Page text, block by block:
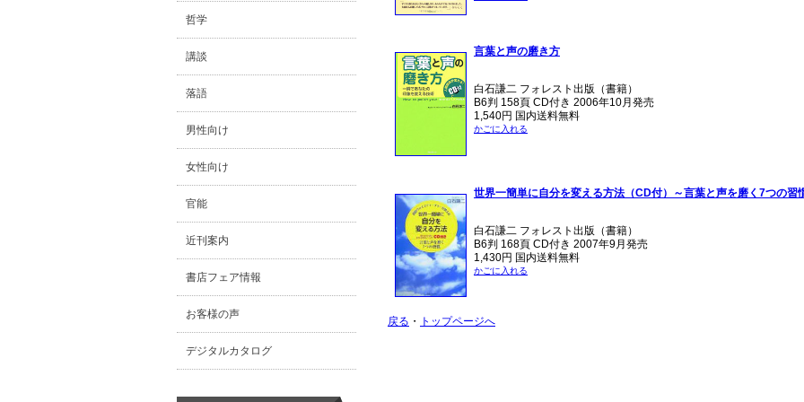
哲学
講談
落語
男性向け
女性向け
官能
近刊案内
書店フェア情報
お客様の声
デジタルカタログ
言葉と声の磨き方
白石謙二 フォレスト出版（書籍）
B6判 158頁 CD付き 2006年10月発売
1,540円 国内送料無料
かごに入れる
世界一簡単に自分を変える方法（CD付）～言葉と声を磨く7つの習
白石謙二 フォレスト出版（書籍）
B6判 168頁 CD付き 2007年9月発売
1,430円 国内送料無料
かごに入れる
戻る ・ トップページへ